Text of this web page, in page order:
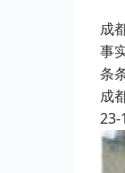
成
事
条
成
23-